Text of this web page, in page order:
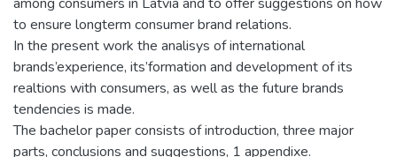
to ensure longterm consumer brand relations.
In the present work the analisys of international
brands’experience, its’formation and development of its
realtions with consumers, as well as the future brands
tendencies is made.
The bachelor paper consists of introduction, three major
parts, conclusions and suggestions, 1 appendixe.